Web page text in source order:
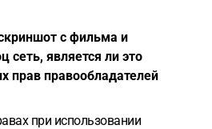
с фильма и
сеть, является ли это
прав правообладателей
при использовании